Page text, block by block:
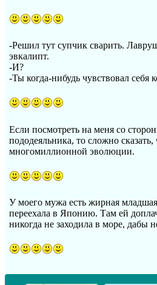
-Решил тут супчик сварить.
эвкалипт.
-И?
-Ты когда-нибудь чувствовал себя
Если посмотреть на меня со
пододеяльника, то сложно сказать,
многомиллионной эволюции.
У моего мужа есть жирная
переехала в Японию. Там ей
никогда не заходила в море, дабы